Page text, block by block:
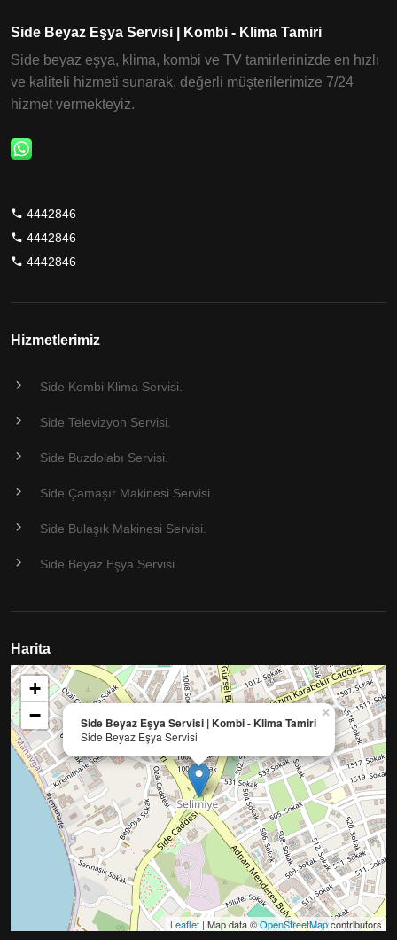
Side Beyaz Eşya Servisi | Kombi - Klima Tamiri
Side beyaz eşya, klima, kombi ve TV tamirlerinizde en hızlı
ve kaliteli hizmeti sunarak, değerli müşterilerimize 7/24
hizmet vermekteyiz.
4442846
4442846
4442846
Hizmetlerimiz
Side Kombi Klima Servisi.
Side Televizyon Servisi.
Side Buzdolabı Servisi.
Side Çamaşır Makinesi Servisi.
Side Bulaşık Makinesi Servisi.
Side Beyaz Eşya Servisi.
Harita
Side Beyaz Eşya Servisi | Kombi - Klima Tamiri
Side Beyaz Eşya Servisi
×
+
−
Leaflet | Map data ©OpenStreetMapcontributors